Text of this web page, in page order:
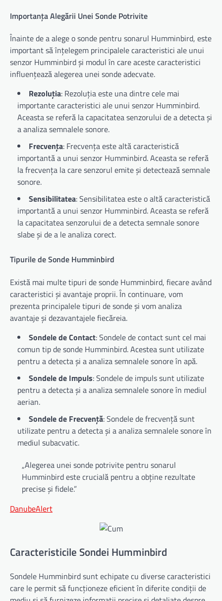
Importanța Alegării Unei Sonde Potrivite
Înainte de a alege o sonde pentru sonarul Humminbird, este
important să înțelegem principalele caracteristici ale unui
senzor Humminbird și modul în care aceste caracteristici
influențează alegerea unei sonde adecvate.
Rezoluția: Rezoluția este una dintre cele mai
importante caracteristici ale unui senzor Humminbird.
Aceasta se referă la capacitatea senzorului de a detecta și
a analiza semnalele sonore.
Frecvența: Frecvența este altă caracteristică
importantă a unui senzor Humminbird. Aceasta se referă
la frecvența la care senzorul emite și detectează semnale
sonore.
Sensibilitatea: Sensibilitatea este o altă caracteristică
importantă a unui senzor Humminbird. Aceasta se referă
la capacitatea senzorului de a detecta semnale sonore
slabe și de a le analiza corect.
Tipurile de Sonde Humminbird
Există mai multe tipuri de sonde Humminbird, fiecare având
caracteristici și avantaje proprii. În continuare, vom
prezenta principalele tipuri de sonde și vom analiza
avantaje și dezavantajele fiecăreia.
Sondele de Contact: Sondele de contact sunt cel mai
comun tip de sonde Humminbird. Acestea sunt utilizate
pentru a detecta și a analiza semnalele sonore în apă.
Sondele de Impuls: Sondele de impuls sunt utilizate
pentru a detecta și a analiza semnalele sonore în mediul
aerian.
Sondele de Frecvență: Sondele de frecvență sunt
utilizate pentru a detecta și a analiza semnalele sonore în
mediul subacvatic.
„Alegerea unei sonde potrivite pentru sonarul
Humminbird este crucială pentru a obține rezultate
precise și fidele.”
DanubeAlert
Caracteristicile Sondei Humminbird
Sondele Humminbird sunt echipate cu diverse caracteristici
care le permit să funcționeze eficient în diferite condiții de